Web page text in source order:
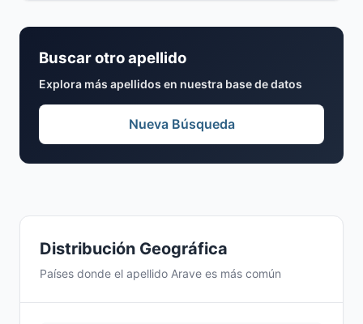
Distribución Geográfica
Países donde el apellido Arave es más común
Buscar otro apellido
Explora más apellidos en nuestra base de datos
Nueva Búsqueda